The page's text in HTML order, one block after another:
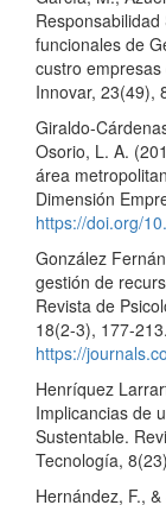
funcionales de
custro
Innovar, 23(49),
Giraldo-
Osorio, L. A.
área
Dimensión
https://doi.org/
González
gestión de
Revista de
18(2-3), 177-213.
https://
Henríquez
Implicancias de
Sustentable.
Tecnología,
Hernández, F.,